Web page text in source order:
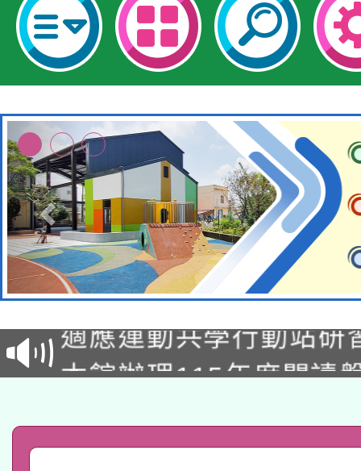
本校115學年度第2次
招甄選結果公告(無人
招)
適應運動共學行動站研
本館辦理115年度閱讀
礎課程
A3數位素養講師名單